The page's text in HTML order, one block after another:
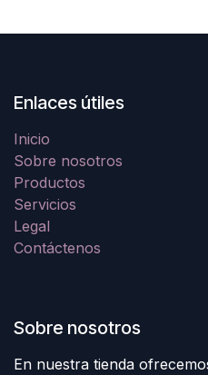
Enlaces útiles
Inicio
Sobre nosotros
Productos
Servicios
Legal
Contáctenos
Sobre nosotros
En nuestra tienda